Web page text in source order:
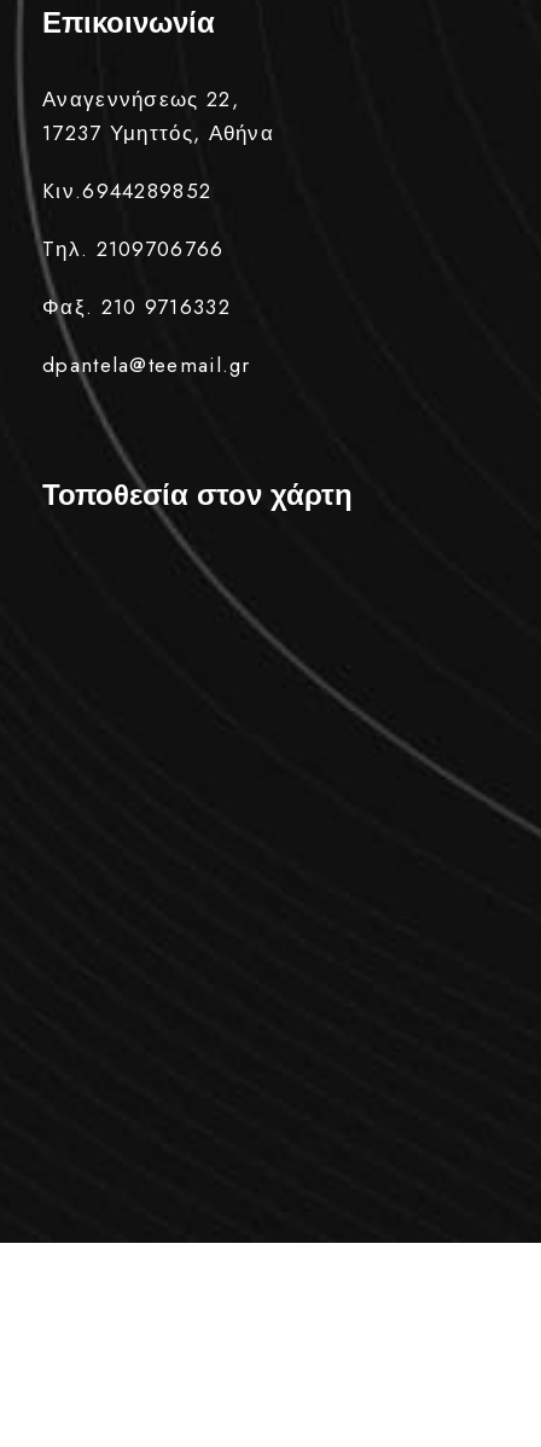
Επικοινωνία
Αναγεννήσεως 22,
17237 Υμηττός, Αθήνα
Kιν.6944289852
Tηλ. 2109706766
Φαξ. 210 9716332
dpantela@teemail.gr
Τοποθεσία στον χάρτη